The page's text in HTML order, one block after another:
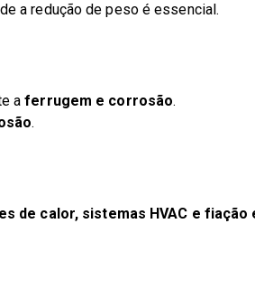
a redução de peso é essencial.
aferrugem e corrosão.
.
de calor, sistemas HVAC e fiação